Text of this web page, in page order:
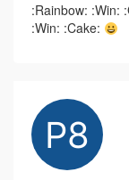
:Rainbow: :Win:
:Win: :Cake: